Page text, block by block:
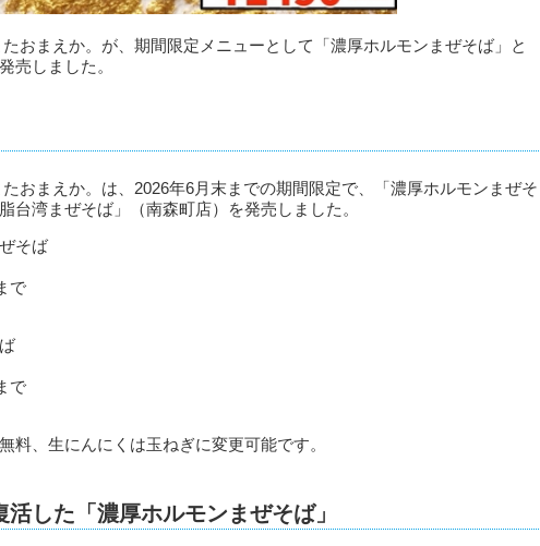
おまえか。が、期間限定メニューとして「濃厚ホルモンまぜそば」と
売しました。
おまえか。は、2026年6月末までの期間限定で、「濃厚ホルモンまぜそ
台湾まぜそば」（南森町店）を発売しました。
そば
で
で
料、生にんにくは玉ねぎに変更可能です。
した「濃厚ホルモンまぜそば」